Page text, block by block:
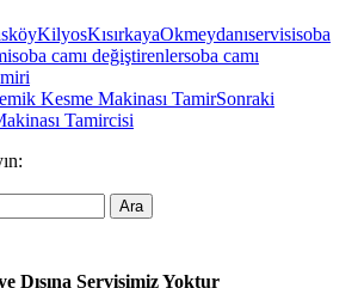
KilyosKısırkayaOkmeydanıservisisoba
soba camı değiştirenlersoba camı
Kesme Makinası TamirSonraki
Tamircisi
Dışına Servisimiz Yoktur